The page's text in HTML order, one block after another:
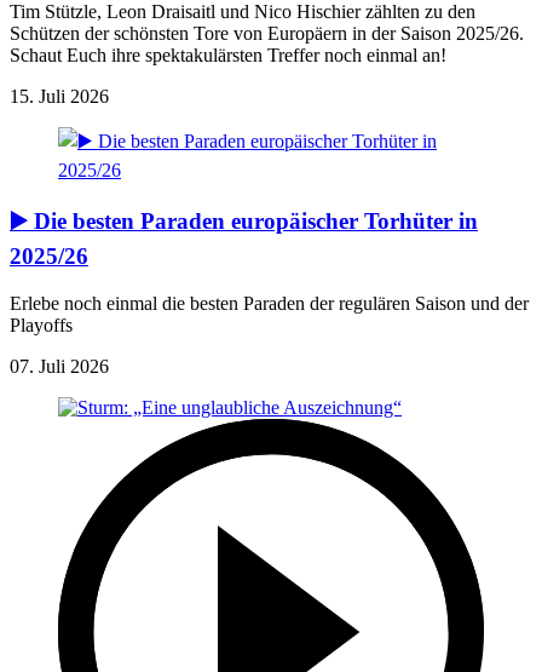
Tim Stützle, Leon Draisaitl und Nico Hischier zählten zu den
Schützen der schönsten Tore von Europäern in der Saison 2025/26.
Schaut Euch ihre spektakulärsten Treffer noch einmal an!
15. Juli 2026
▶️ Die besten Paraden europäischer Torhüter in
2025/26
Erlebe noch einmal die besten Paraden der regulären Saison und der
Playoffs
07. Juli 2026